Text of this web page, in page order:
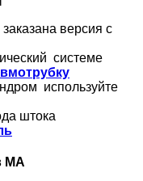
заказана версия с
системе
используйте
штока
МА